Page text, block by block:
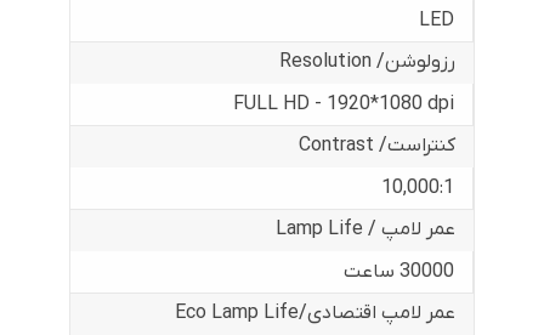
LED
رزولوشن/ Resolution
FULL HD - 1920*1080 dpi
کنتراست/ Contrast
10,000:1
عمر لامپ / Lamp Life
30000 ساعت
عمر لامپ اقتصادی/Eco Lamp Life